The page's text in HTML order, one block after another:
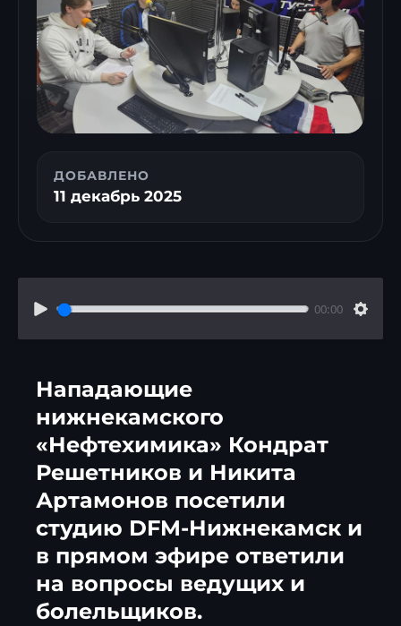
ДОБАВЛЕНО
11 декабрь 2025
00:00
Нападающие
нижнекамского
«Нефтехимика» Кондрат
Решетников и Никита
Артамонов посетили
студию DFM-Нижнекамск и
в прямом эфире ответили
на вопросы ведущих и
болельщиков.